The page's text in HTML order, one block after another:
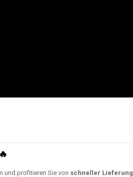
und profitieren Sie von schneller Lieferung